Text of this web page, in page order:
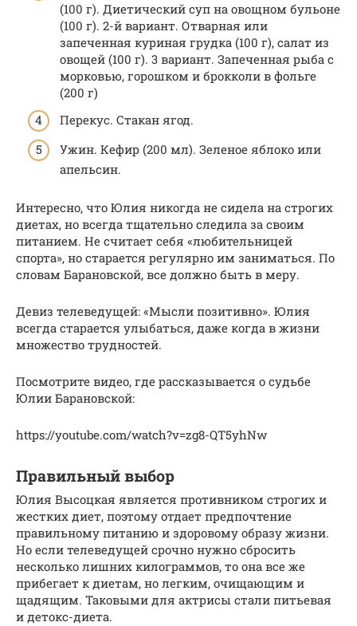
(100 г). Диетический суп на овощном бульоне
(100 г). 2-й вариант. Отварная или
запеченная куриная грудка (100 г), салат из
овощей (100 г). 3 вариант. Запеченная рыба с
морковью, горошком и брокколи в фольге
(200 г)
Перекус. Стакан ягод.
Ужин. Кефир (200 мл). Зеленое яблоко или
апельсин.
Интересно, что Юлия никогда не сидела на строгих
диетах, но всегда тщательно следила за своим
питанием. Не считает себя «любительницей
спорта», но старается регулярно им заниматься. По
словам Барановской, все должно быть в меру.
Девиз телеведущей: «Мысли позитивно». Юлия
всегда старается улыбаться, даже когда в жизни
множество трудностей.
Посмотрите видео, где рассказывается о судьбе
Юлии Барановской:
https://youtube.com/watch?v=zg8-QT5yhNw
Правильный выбор
Юлия Высоцкая является противником строгих и
жестких диет, поэтому отдает предпочтение
правильному питанию и здоровому образу жизни.
Но если телеведущей срочно нужно сбросить
несколько лишних килограммов, то она все же
прибегает к диетам, но легким, очищающим и
щадящим. Таковыми для актрисы стали питьевая
и детокс-диета.